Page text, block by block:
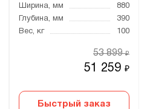
Ширина, мм
880
Глубина, мм
390
Вес, кг
100
51 259₽
53 899₽
Быстрый заказ